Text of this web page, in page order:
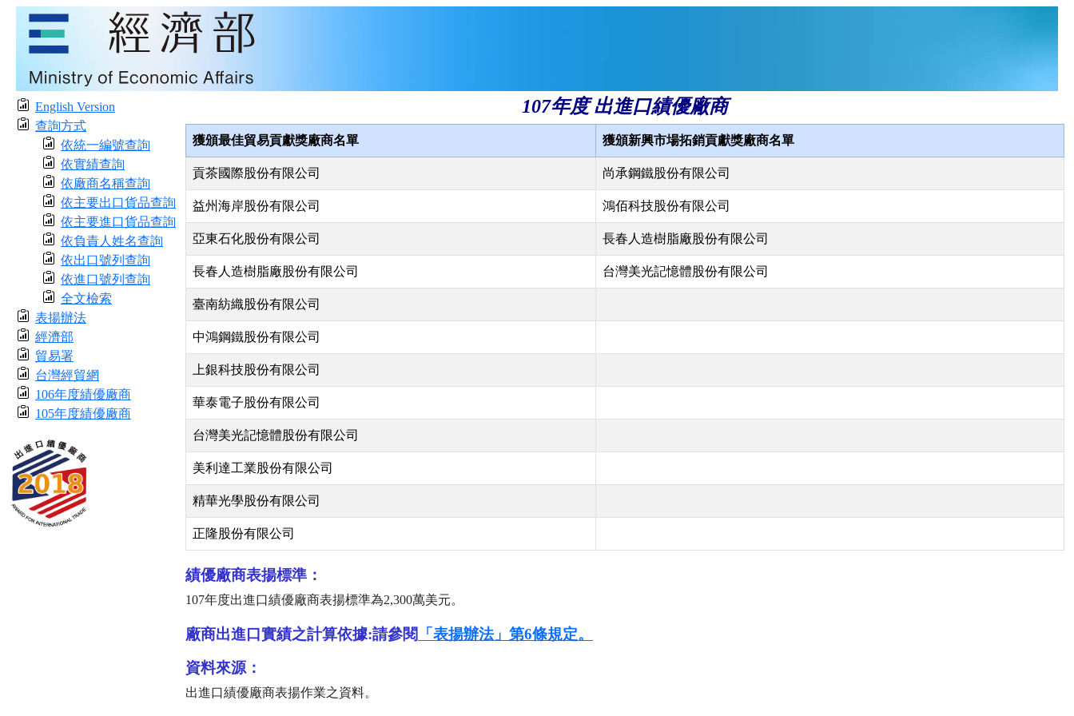
English Version
查詢方式
依統一編號查詢
依實績查詢
依廠商名稱查詢
依主要出口貨品查詢
依主要進口貨品查詢
依負責人姓名查詢
依出口號列查詢
依進口號列查詢
全文檢索
表揚辦法
經濟部
貿易署
台灣經貿網
106年度績優廠商
105年度績優廠商
107年度 出進口績優廠商
獲頒最佳貿易貢獻獎廠商名單 獲頒新興市場拓銷貢獻獎廠商名單
貢茶國際股份有限公司 尚承鋼鐵股份有限公司
益州海岸股份有限公司 鴻佰科技股份有限公司
亞東石化股份有限公司 長春人造樹脂廠股份有限公司
長春人造樹脂廠股份有限公司 台灣美光記憶體股份有限公司
臺南紡織股份有限公司
中鴻鋼鐵股份有限公司
上銀科技股份有限公司
華泰電子股份有限公司
台灣美光記憶體股份有限公司
美利達工業股份有限公司
精華光學股份有限公司
正隆股份有限公司
績優廠商表揚標準：
107年度出進口績優廠商表揚標準為2,300萬美元。
廠商出進口實績之計算依據:請參閱 「表揚辦法」第6條規定。
資料來源：
出進口績優廠商表揚作業之資料。